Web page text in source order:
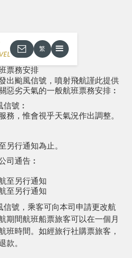
繁
票務安排
出颱風信號，噴射飛航謹此提供
惡劣天氣的一般航班票務安排︰
號︰
務，惟會視乎天氣況作出調整。
另行通知為止。
司通告︰
至另行通知
至另行通知
號，乘客可向本司申請更改航
期間航班船票旅客可以在一個月
班時間。如經旅行社購票旅客，
款。